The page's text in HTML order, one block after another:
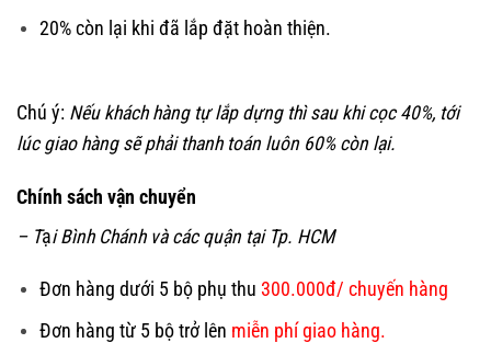
20% còn lại khi đã lắp đặt hoàn thiện.
Chú ý: Nếu khách hàng tự lắp dựng thì sau khi cọc 40%, tới
lúc giao hàng sẽ phải thanh toán luôn 60% còn lại.
Chính sách vận chuyển
– Tại Bình Chánh và các quận tại Tp. HCM
Đơn hàng dưới 5 bộ phụ thu 300.000đ/ chuyến hàng
Đơn hàng từ 5 bộ trở lên miễn phí giao hàng.